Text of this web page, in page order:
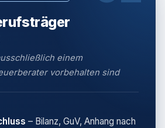
einem
vorbehalten sind
– Bilanz, GuV, Anhang nach